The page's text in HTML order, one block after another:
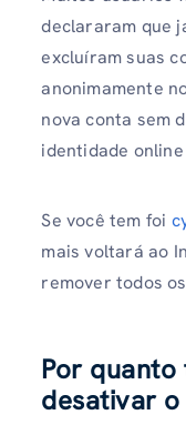
declararam que
excluíram suas
anonimamente
nova conta sem
identidade
Se você tem foi
mais voltará ao
remover todos
Por
desativar